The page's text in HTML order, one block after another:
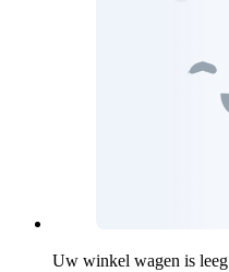
Uw winkel wagen is leeg